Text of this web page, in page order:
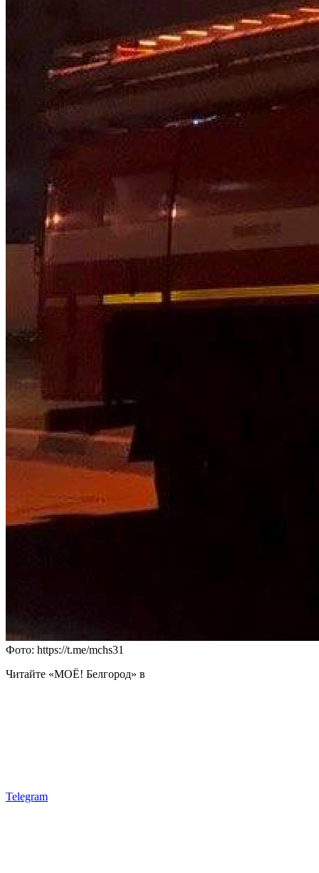
Фото: https://t.me/mchs31
Читайте «МОЁ! Белгород» в
Telegram